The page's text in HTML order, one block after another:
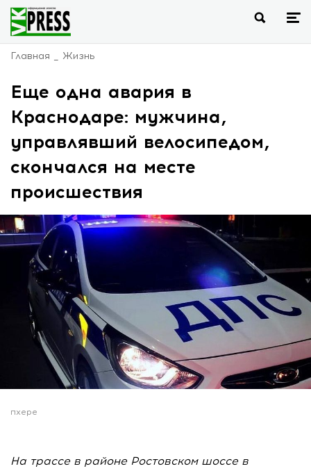
Главная Жизнь
Еще одна авария в
Краснодаре: мужчина,
управлявший велосипедом,
скончался на месте
происшествия
пхере
На трассе в районе Ростовском шоссе в